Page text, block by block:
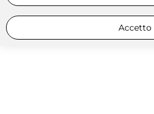
Accetto